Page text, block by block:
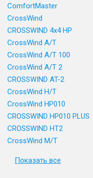
ComfortMaster
CrossWind
CROSSWIND 4x4 HP
CrossWind A/T
CrossWind A/T 100
CrossWind A/T 2
CROSSWIND AT-2
CrossWind H/T
CrossWind HP010
CROSSWIND HP010 PLUS
CROSSWIND HT2
CrossWind M/T
Показать все